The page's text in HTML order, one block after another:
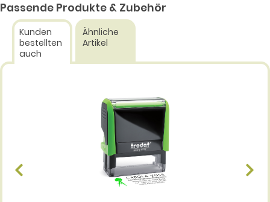
Passende Produkte & Zubehör
Kunden
bestellten
auch
Ähnliche
Artikel